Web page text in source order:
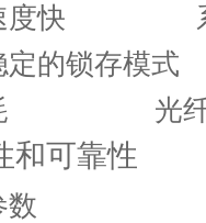
度快
定的锁存模式
光
和可靠性
数